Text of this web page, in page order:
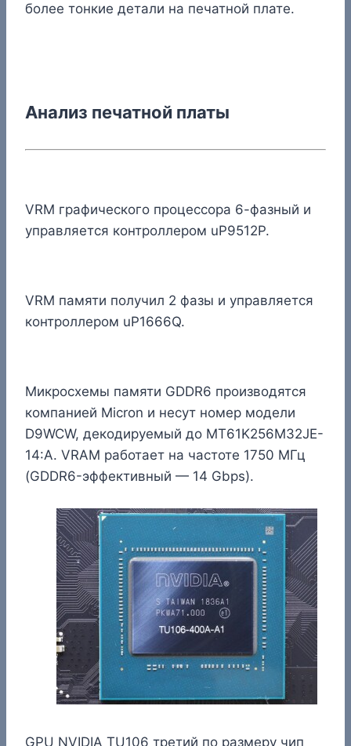
более тонкие детали на печатной плате.
Анализ печатной платы
VRM графического процессора 6-фазный и
управляется контроллером uP9512P.
VRM памяти получил 2 фазы и управляется
контроллером uP1666Q.
Микросхемы памяти GDDR6 производятся
компанией Micron и несут номер модели
D9WCW, декодируемый до MT61K256M32JE-
14:A. VRAM работает на частоте 1750 МГц
(GDDR6-эффективный — 14 Gbps).
GPU NVIDIA TU106 третий по размеру чип